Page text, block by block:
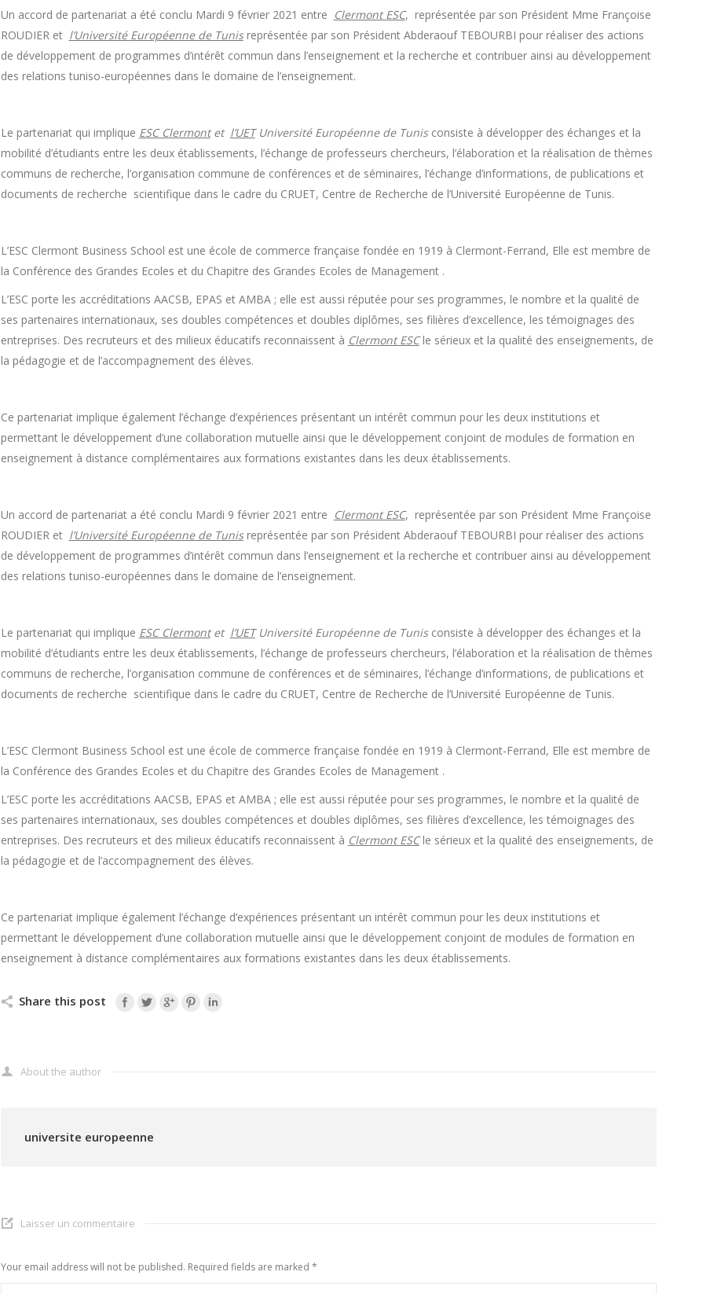
Un accord de partenariat a été conclu Mardi 9 février 2021 entre Clermont ESC, représentée par son Président Mme Françoise
ROUDIER et l’Université Européenne de Tunisreprésentée par son Président Abderaouf TEBOURBI pour réaliser des actions
de développement de programmes d’intérêt commun dans l’enseignement et la recherche et contribuer ainsi au développement
des relations tuniso-européennes dans le domaine de l’enseignement.
Le partenariat qui implique ESC Clermont et l’UET Université Européenne de Tunisconsiste à développer des échanges et la
mobilité d’étudiants entre les deux établissements, l’échange de professeurs chercheurs, l’élaboration et la réalisation de thèmes
communs de recherche, l’organisation commune de conférences et de séminaires, l’échange d’informations, de publications et
documents de recherche scientifique dans le cadre du CRUET, Centre de Recherche de l’Université Européenne de Tunis.
L’ESC Clermont Business School est une école de commerce française fondée en 1919 à Clermont-Ferrand, Elle est membre de
la Conférence des Grandes Ecoles et du Chapitre des Grandes Ecoles de Management .
L’ESC porte les accréditations AACSB, EPAS et AMBA ; elle est aussi réputée pour ses programmes, le nombre et la qualité de
ses partenaires internationaux, ses doubles compétences et doubles diplômes, ses filières d’excellence, les témoignages des
entreprises. Des recruteurs et des milieux éducatifs reconnaissent à Clermont ESCle sérieux et la qualité des enseignements, de
la pédagogie et de l’accompagnement des élèves.
Ce partenariat implique également l’échange d’expériences présentant un intérêt commun pour les deux institutions et
permettant le développement d’une collaboration mutuelle ainsi que le développement conjoint de modules de formation en
enseignement à distance complémentaires aux formations existantes dans les deux établissements.
Un accord de partenariat a été conclu Mardi 9 février 2021 entre Clermont ESC, représentée par son Président Mme Françoise
ROUDIER et l’Université Européenne de Tunisreprésentée par son Président Abderaouf TEBOURBI pour réaliser des actions
de développement de programmes d’intérêt commun dans l’enseignement et la recherche et contribuer ainsi au développement
des relations tuniso-européennes dans le domaine de l’enseignement.
Le partenariat qui implique ESC Clermont et l’UET Université Européenne de Tunisconsiste à développer des échanges et la
mobilité d’étudiants entre les deux établissements, l’échange de professeurs chercheurs, l’élaboration et la réalisation de thèmes
communs de recherche, l’organisation commune de conférences et de séminaires, l’échange d’informations, de publications et
documents de recherche scientifique dans le cadre du CRUET, Centre de Recherche de l’Université Européenne de Tunis.
L’ESC Clermont Business School est une école de commerce française fondée en 1919 à Clermont-Ferrand, Elle est membre de
la Conférence des Grandes Ecoles et du Chapitre des Grandes Ecoles de Management .
L’ESC porte les accréditations AACSB, EPAS et AMBA ; elle est aussi réputée pour ses programmes, le nombre et la qualité de
ses partenaires internationaux, ses doubles compétences et doubles diplômes, ses filières d’excellence, les témoignages des
entreprises. Des recruteurs et des milieux éducatifs reconnaissent à Clermont ESCle sérieux et la qualité des enseignements, de
la pédagogie et de l’accompagnement des élèves.
Ce partenariat implique également l’échange d’expériences présentant un intérêt commun pour les deux institutions et
permettant le développement d’une collaboration mutuelle ainsi que le développement conjoint de modules de formation en
enseignement à distance complémentaires aux formations existantes dans les deux établissements.
Share this post
About the author
universite europeenne
Laisser un commentaire
Your email address will not be published. Required fields are marked *